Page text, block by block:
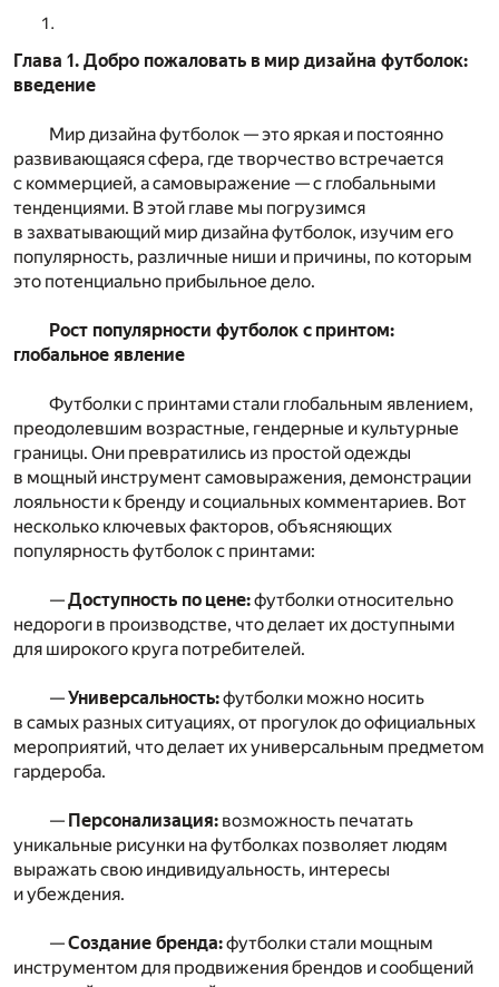
Глава 1. Добро пожаловать в мир дизайна футболок:
введение
Мир дизайна футболок — это яркая и постоянно
развивающаяся сфера, где творчество встречается
с коммерцией, а самовыражение — с глобальными
тенденциями. В этой главе мы погрузимся
в захватывающий мир дизайна футболок, изучим его
популярность, различные ниши и причины, по которым
это потенциально прибыльное дело.
Рост популярности футболок с принтом:
глобальное явление
Футболки с принтами стали глобальным явлением,
преодолевшим возрастные, гендерные и культурные
границы. Они превратились из простой одежды
в мощный инструмент самовыражения, демонстрации
лояльности к бренду и социальных комментариев. Вот
несколько ключевых факторов, объясняющих
популярность футболок с принтами:
—Доступность по цене:футболки относительно
недороги в производстве, что делает их доступными
для широкого круга потребителей.
—Универсальность:футболки можно носить
в самых разных ситуациях, от прогулок до официальных
мероприятий, что делает их универсальным предметом
гардероба.
— Персонализация: возможность печатать
уникальные рисунки на футболках позволяет людям
выражать свою индивидуальность, интересы
и убеждения.
—Создание бренда:футболки стали мощным
инструментом для продвижения брендов и сообщений